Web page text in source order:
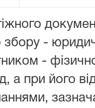
збору -
-
а при його